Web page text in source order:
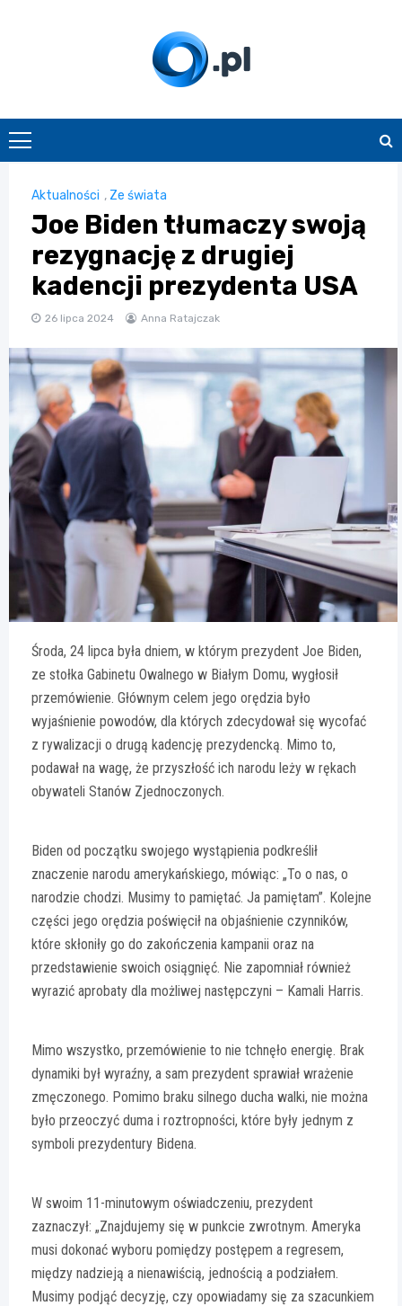
O.pl
Aktualności , Ze świata
Joe Biden tłumaczy swoją
rezygnację z drugiej
kadencji prezydenta USA
26 lipca 2024 Anna Ratajczak
Środa, 24 lipca była dniem, w którym prezydent Joe Biden,
ze stołka Gabinetu Owalnego w Białym Domu, wygłosił
przemówienie. Głównym celem jego orędzia było
wyjaśnienie powodów, dla których zdecydował się wycofać
z rywalizacji o drugą kadencję prezydencką. Mimo to,
podawał na wagę, że przyszłość ich narodu leży w rękach
obywateli Stanów Zjednoczonych.
Biden od początku swojego wystąpienia podkreślił
znaczenie narodu amerykańskiego, mówiąc: „To o nas, o
narodzie chodzi. Musimy to pamiętać. Ja pamiętam”. Kolejne
części jego orędzia poświęcił na objaśnienie czynników,
które skłoniły go do zakończenia kampanii oraz na
przedstawienie swoich osiągnięć. Nie zapomniał również
wyrazić aprobaty dla możliwej następczyni – Kamali Harris.
Mimo wszystko, przemówienie to nie tchnęło energię. Brak
dynamiki był wyraźny, a sam prezydent sprawiał wrażenie
zmęczonego. Pomimo braku silnego ducha walki, nie można
było przeoczyć duma i roztropności, które były jednym z
symboli prezydentury Bidena.
W swoim 11-minutowym oświadczeniu, prezydent
zaznaczył: „Znajdujemy się w punkcie zwrotnym. Ameryka
musi dokonać wyboru pomiędzy postępem a regresem,
między nadzieją a nienawiścią, jednością a podziałem.
Musimy podjąć decyzję, czy opowiadamy się za szacunkiem